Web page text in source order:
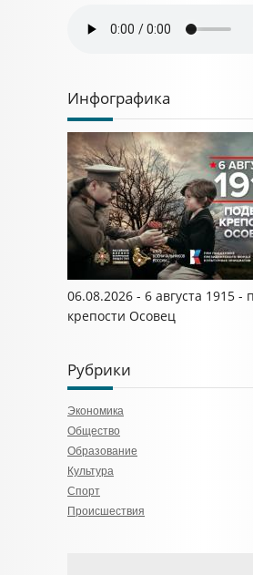
Инфографика
06.08.2026 - 6 августа 1915 -
крепости Осовец
Рубрики
Экономика
Общество
Образование
Культура
Спорт
Происшествия